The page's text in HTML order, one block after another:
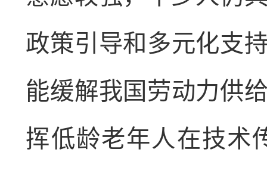
政策引导和多元化支
能缓解我国劳动力供
挥低龄老年人在技术